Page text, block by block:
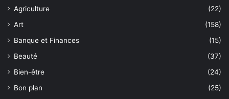
Agriculture
(22)
Art
(158)
Banque et Finances
(15)
Beauté
(37)
Bien-être
(24)
Bon plan
(25)